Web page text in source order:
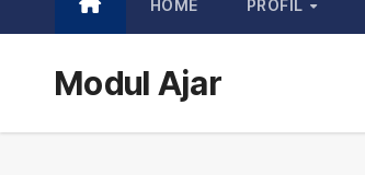
HOME PROFIL
Modul Ajar